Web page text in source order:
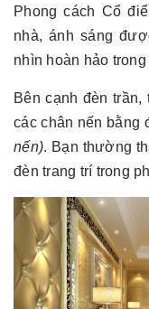
Phong cách Cổ
nhà, ánh sáng
nhìn hoàn hảo
Bên cạnh đèn
các chân nến bằng
nến). Bạn thường
đèn trang trí trong